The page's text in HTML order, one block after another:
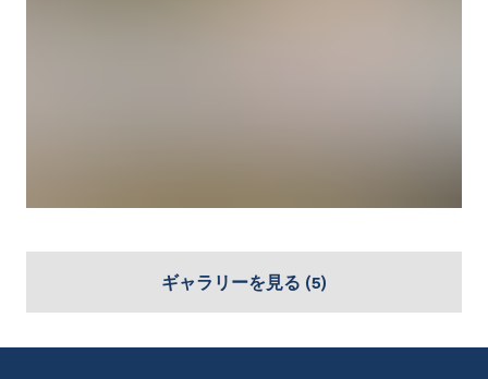
ギャラリーを見る (5)